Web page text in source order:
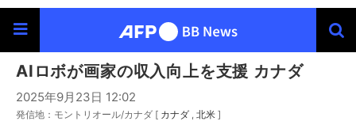
AIロボが画家の収入向上を支援 カナダ
2025年9月23日 12:02
発信地：モントリオール/カナダ [ カナダ 北米 ]